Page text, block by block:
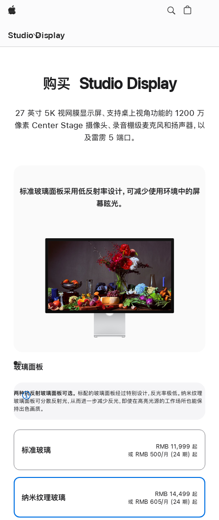
Apple
Studio Display
购买 Studio Display
27 英寸 5K 视网膜显示屏、支持桌上视角功能的 1200 万
像素 Center Stage 摄像头、录音棚级麦克风和扬声器，以
及雷雳 5 端口。
标准玻璃面板采用低反射率设计，可减少使用环境中的屏
幕眩光。
玻璃面板
两种抗反射玻璃面板可选。 标配的玻璃面板经过特别设计，反光率极低。纳米纹理
玻璃面板可分散反射光，从而进一步减少反光，即使在高亮光源的工作场所也能保
持出色画质。
展
开
标准玻璃 RMB 11,999 起
或 RMB 500/月 (24 期) 起
纳米纹理玻璃 RMB 14,499 起
或 RMB 605/月 (24 期) 起